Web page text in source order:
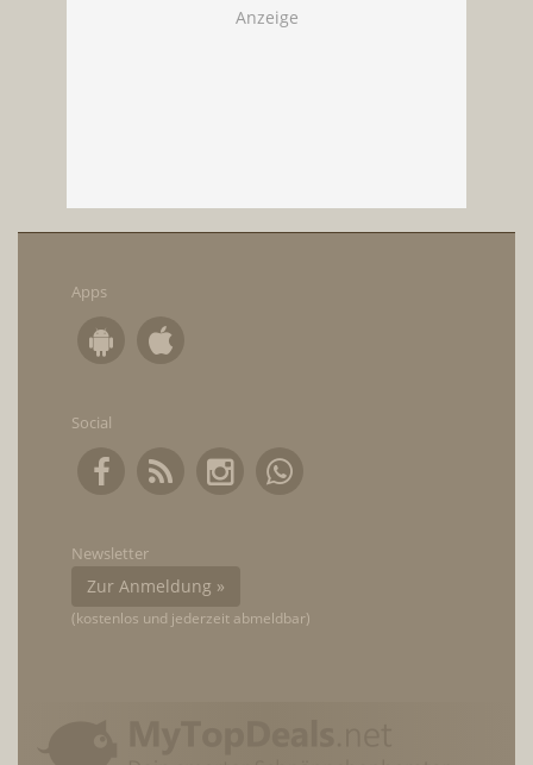
Apps
Social
Newsletter
Zur Anmeldung »
(kostenlos und jederzeit abmeldbar)